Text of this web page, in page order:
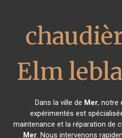
Elm
Dans la ville de Mer, notre
expérimentés est
maintenance et la réparation de
Mer. Nous intervenons